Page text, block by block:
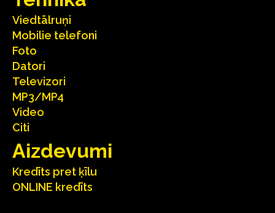
Viedtālruņi
Mobilie telefoni
Foto
Datori
Televizori
MP3/MP4
Video
Citi
Aizdevumi
Kredīts pret ķīlu
ONLINE kredīts